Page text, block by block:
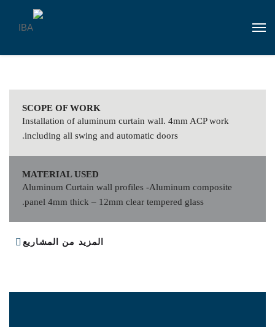
SCOPE OF WORK
Installation of aluminum curtain wall. 4mm ACP work
including all swing and automatic doors.
MATERIAL USED
Aluminum Curtain wall profiles -Aluminum composite
panel 4mm thick – 12mm clear tempered glass.
المزيد من المشاريع